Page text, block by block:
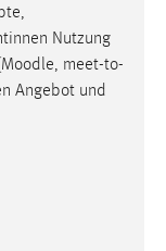
Nutzung
Moodle, meet-to-
Angebot und